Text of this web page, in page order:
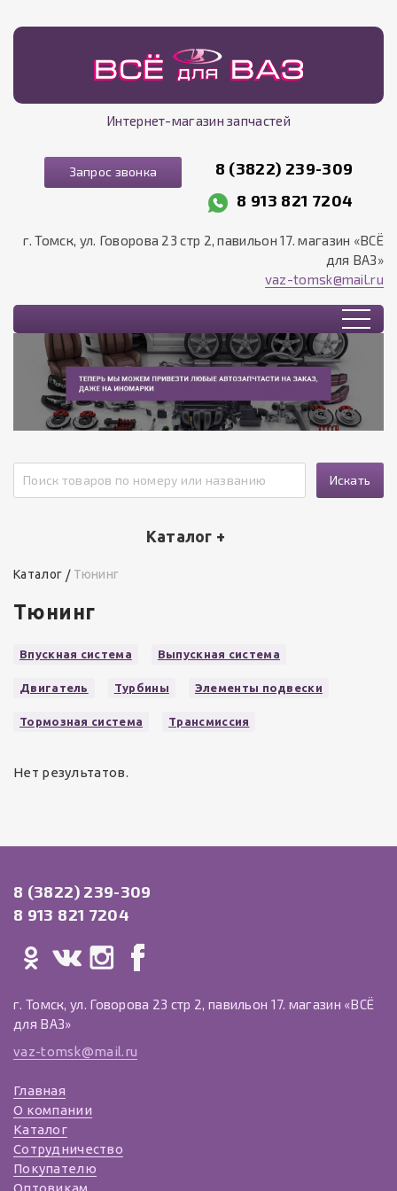
Интернет-магазин запчастей
Запрос звонка
8 (3822) 239-309
8 913 821 7204
г. Томск, ул. Говорова 23 стр 2, павильон 17. магазин «ВСЁ
для ВАЗ»
vaz-tomsk@mail.ru
Искать
Каталог +
Каталог Тюнинг
Тюнинг
Впускная система Выпускная система
Двигатель Турбины Элементы подвески
Тормозная система Трансмиссия
Нет результатов.
8 (3822) 239-309
8 913 821 7204
г. Томск, ул. Говорова 23 стр 2, павильон 17. магазин «ВСЁ
для ВАЗ»
vaz-tomsk@mail.ru
Главная
О компании
Каталог
Сотрудничество
Покупателю
Оптовикам